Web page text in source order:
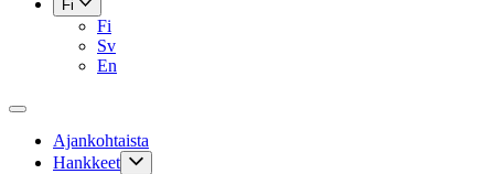
Fi
Fi
Sv
En
Ajankohtaista
Hankkeet